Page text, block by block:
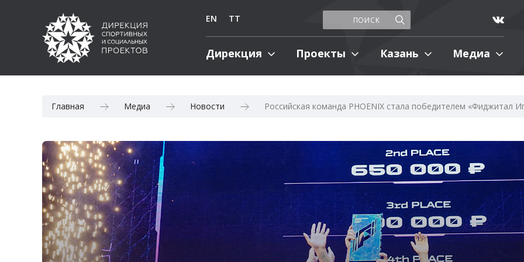
EN TT
Дирекция Проекты Казань Медиа
Главная Медиа Новости Российская команда PHOENIX стала победителем «Фиджитал